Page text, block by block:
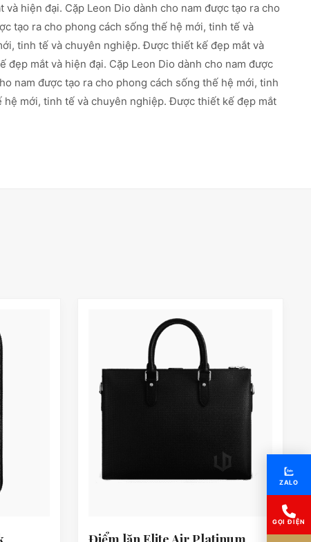
hiện đại. Cặp Leon Dio dành cho nam được tạo ra cho
tạo ra cho phong cách sống thế hệ mới, tinh tế và
tinh tế và chuyên nghiệp. Được thiết kế đẹp mắt và
mắt và hiện đại. Cặp Leon Dio dành cho nam được
nam được tạo ra cho phong cách sống thế hệ mới, tinh
mới, tinh tế và chuyên nghiệp. Được thiết kế đẹp mắt
ZALO
GỌI ĐIỆN